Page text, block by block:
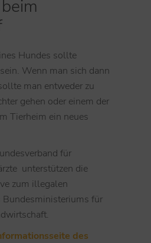
Hundes sollte
Wenn man sich dann
man entweder zu
gehen oder einem der
Tierheim ein neues
für
unterstützen die
zum illegalen
für
des